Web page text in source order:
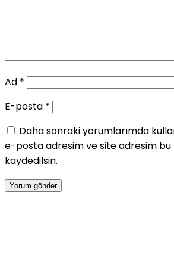
Ad *
E-posta *
Daha sonraki yorumlarımda
e-posta adresim ve site adresim bu
kaydedilsin.